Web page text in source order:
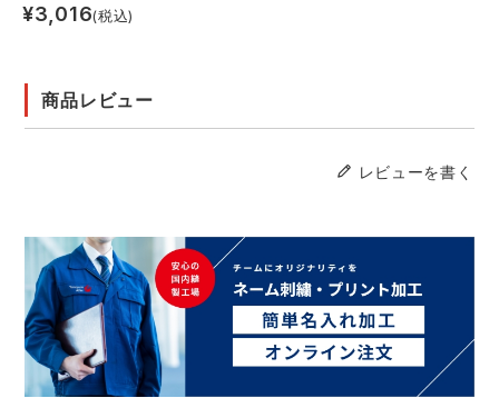
¥3,016(税込)
商品レビュー
レビューを書く